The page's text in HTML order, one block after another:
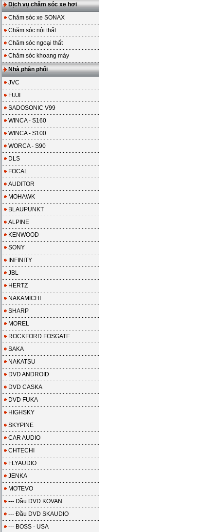
Dịch vụ chăm sóc xe hơi
Chăm sóc xe SONAX
Chăm sóc nội thất
Chăm sóc ngoại thất
Chăm sóc khoang máy
Nhà phân phối
JVC
FUJI
SADOSONIC V99
WINCA - S160
WINCA - S100
WORCA - S90
DLS
FOCAL
AUDITOR
MOHAWK
BLAUPUNKT
ALPINE
KENWOOD
SONY
INFINITY
JBL
HERTZ
NAKAMICHI
SHARP
MOREL
ROCKFORD FOSGATE
SAKA
NAKATSU
DVD ANDROID
DVD CASKA
DVD FUKA
HIGHSKY
SKYPINE
CAR AUDIO
CHTECHI
FLYAUDIO
JENKA
MOTEVO
--- Đầu DVD KOVAN
--- Đầu DVD SKAUDIO
--- BOSS - USA